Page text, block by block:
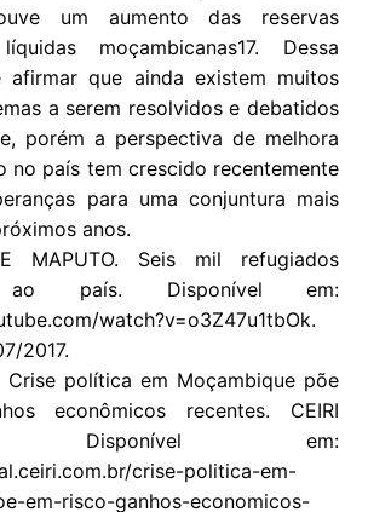
um aumento das reservas
moçambicanas17. Dessa
afirmar que ainda existem muitos
a serem resolvidos e debatidos
porém a perspectiva de melhora
no país tem crescido recentemente
para uma conjuntura mais
anos.
MAPUTO. Seis mil refugiados
ao país. Disponível em:
watch?v=o3Z47u1tbOk.
2017.
Crise política em Moçambique põe
econômicos recentes. CEIRI
Disponível em:
crise-politica-em-
em-risco-ganhos-economicos-